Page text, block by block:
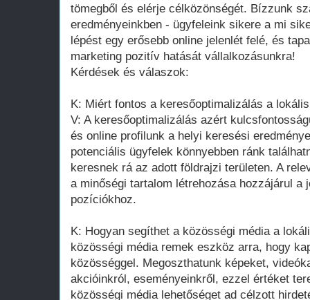
tömegből és elérje célközönségét. Bízzunk
eredményeinkben - ügyfeleink sikere a mi
lépést egy erősebb online jelenlét felé, és
marketing pozitív hatását vállalkozásunkra!
Kérdések és válaszok:
K: Miért fontos a keresőoptimalizálás a
V: A keresőoptimalizálás azért
és online profilunk a helyi keresési
potenciális ügyfelek könnyebben ránk
keresnek rá az adott földrajzi területen. A
a minőségi tartalom létrehozása hozzájárul a
pozíciókhoz.
K: Hogyan segíthet a közösségi média a
közösségi média remek eszköz arra, hogy
közösséggel. Megoszthatunk képeket,
akcióinkról, eseményeinkről, ezzel értéket
közösségi média lehetőséget ad célzott